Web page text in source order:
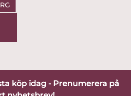
köp idag - Prenumerera på